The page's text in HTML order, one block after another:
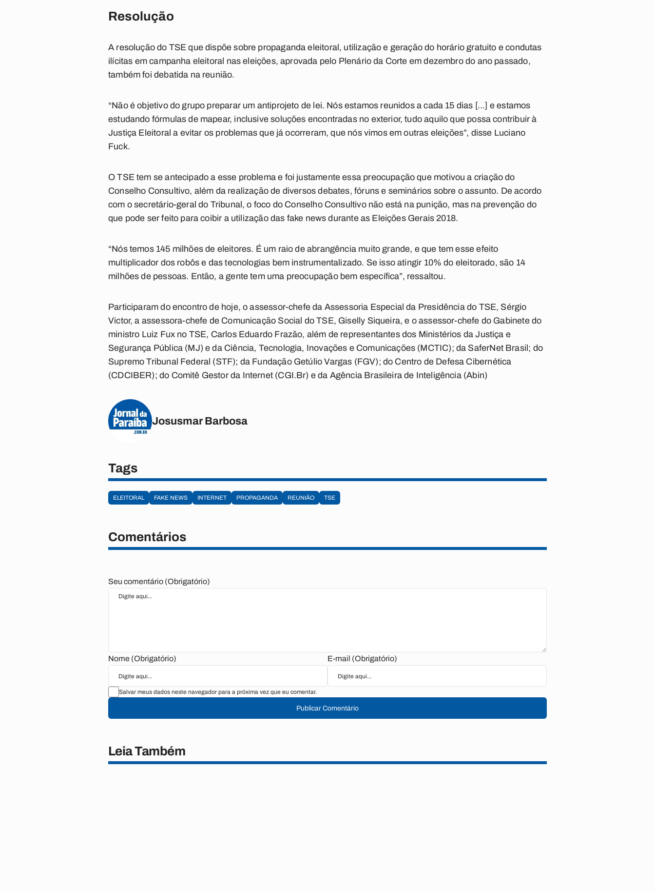
Resolução
A resolução do TSE que dispõe sobre propaganda eleitoral, utilização e geração do horário gratuito e condutas
ilícitas em campanha eleitoral nas eleições, aprovada pelo Plenário da Corte em dezembro do ano passado,
também foi debatida na reunião.
“Não é objetivo do grupo preparar um antiprojeto de lei. Nós estamos reunidos a cada 15 dias [...] e estamos
estudando fórmulas de mapear, inclusive soluções encontradas no exterior, tudo aquilo que possa contribuir à
Justiça Eleitoral a evitar os problemas que já ocorreram, que nós vimos em outras eleições”, disse Luciano
Fuck.
O TSE tem se antecipado a esse problema e foi justamente essa preocupação que motivou a criação do
Conselho Consultivo, além da realização de diversos debates, fóruns e seminários sobre o assunto. De acordo
com o secretário-geral do Tribunal, o foco do Conselho Consultivo não está na punição, mas na prevenção do
que pode ser feito para coibir a utilização das fake news durante as Eleições Gerais 2018.
“Nós temos 145 milhões de eleitores. É um raio de abrangência muito grande, e que tem esse efeito
multiplicador dos robôs e das tecnologias bem instrumentalizado. Se isso atingir 10% do eleitorado, são 14
milhões de pessoas. Então, a gente tem uma preocupação bem específica”, ressaltou.
Participaram do encontro de hoje, o assessor-chefe da Assessoria Especial da Presidência do TSE, Sérgio
Victor, a assessora-chefe de Comunicação Social do TSE, Giselly Siqueira, e o assessor-chefe do Gabinete do
ministro Luiz Fux no TSE, Carlos Eduardo Frazão, além de representantes dos Ministérios da Justiça e
Segurança Pública (MJ) e da Ciência, Tecnologia, Inovações e Comunicações (MCTIC); da SaferNet Brasil; do
Supremo Tribunal Federal (STF); da Fundação Getúlio Vargas (FGV); do Centro de Defesa Cibernética
(CDCIBER); do Comitê Gestor da Internet (CGI.Br) e da Agência Brasileira de Inteligência (Abin)
Josusmar Barbosa
Tags
ELEITORAL FAKE NEWS INTERNET PROPAGANDA REUNIÃO TSE
Comentários
Seu comentário (Obrigatório)
Nome (Obrigatório) E-mail (Obrigatório)
Salvar meus dados neste navegador para a próxima vez que eu comentar.
Publicar Comentário
Leia Também